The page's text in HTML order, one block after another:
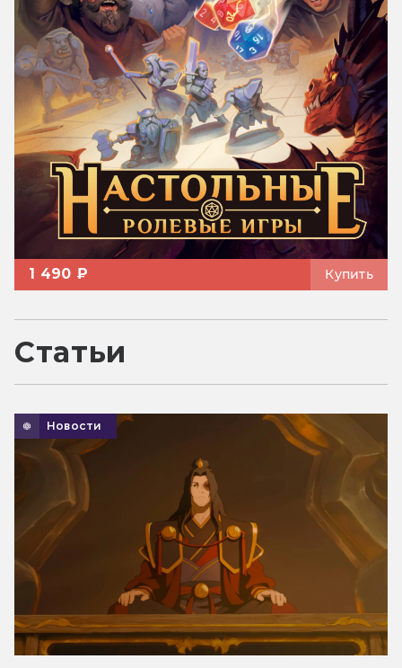
1 490 ₽ Купить
Статьи
Новости